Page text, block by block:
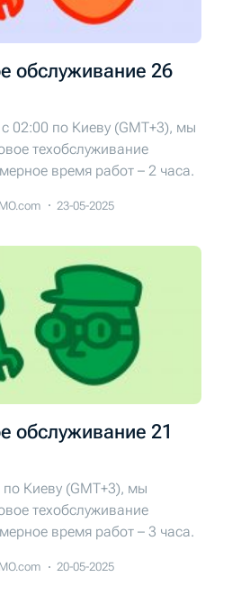
обслуживание 26
02:00 по Киеву (GMT+3), мы
техобслуживание
время работ – 2 часа.
23-05-2025
обслуживание 21
по Киеву (GMT+3), мы
техобслуживание
время работ – 3 часа.
20-05-2025